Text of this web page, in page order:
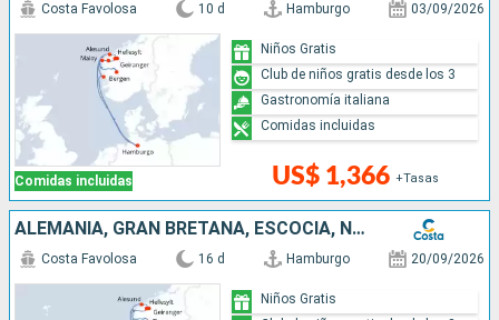
Comidas incluidas
Costa Favolosa 10 d Hamburgo 03/09/2026
US$ 1,366 +Tasas
Niños Gratis
Club de niños gratis desde los 3
Gastronomía italiana
Comidas incluidas
ALEMANIA, GRAN BRETAÑA, ESCOCIA, NORUEGA
Costa Favolosa 16 d Hamburgo 20/09/2026
Niños Gratis